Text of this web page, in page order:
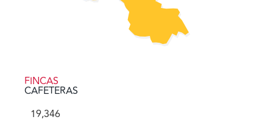
FINCAS
CAFETERAS
19,346